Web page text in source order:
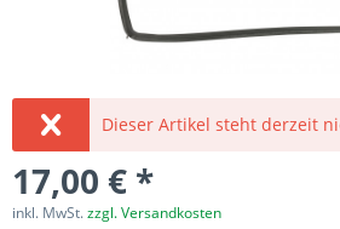
Dieser Artikel steht derzeit
17,00 € *
inkl. MwSt.zzgl. Versandkosten